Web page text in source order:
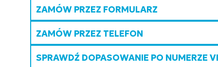
ZAMÓW PRZEZ FORMULARZ
ZAMÓW PRZEZ TELEFON
SPRAWDŹ DOPASOWANIE PO NUMERZE